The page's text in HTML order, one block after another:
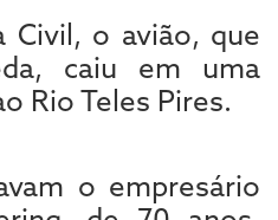
Civil, o avião, que
caiu em uma
Rio Teles Pires.
o empresário